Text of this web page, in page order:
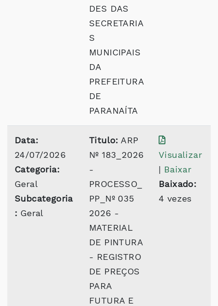
DES DAS
SECRETARIA
S
MUNICIPAIS
DA
PREFEITURA
DE
PARANAÍTA
Data:
24/07/2026
Categoria:
Geral
Subcategoria
: Geral
Titulo: ARP
Nº 183_2026
-
PROCESSO_
PP_Nº 035
2026 -
MATERIAL
DE PINTURA
- REGISTRO
DE PREÇOS
PARA
FUTURA E
Visualizar
| Baixar
Baixado:
4 vezes